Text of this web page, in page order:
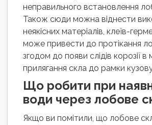
неправильного встановлення
Також сюди можна віднести
неякісних матеріалів, клеїв-
може привести до протікання
згодом до появи слідів корозії в
прилягання скла до рамки
Що робити при
води через лобове
Якщо ви помітили, що лобове